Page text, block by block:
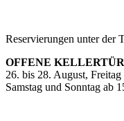
Reservierungen unter der
OFFENE
26. bis 28. August,
Samstag und Sonntag ab